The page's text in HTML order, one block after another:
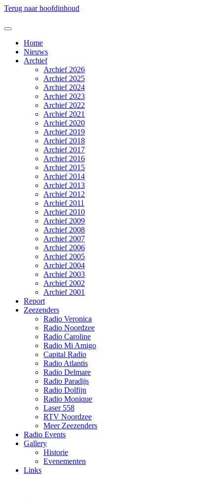
Terug naar hoofdinhoud
Home
Nieuws
Archief
Archief 2026
Archief 2025
Archief 2024
Archief 2023
Archief 2022
Archief 2021
Archief 2020
Archief 2019
Archief 2018
Archief 2017
Archief 2016
Archief 2015
Archief 2014
Archief 2013
Archief 2012
Archief 2011
Archief 2010
Archief 2009
Archief 2008
Archief 2007
Archief 2006
Archief 2005
Archief 2004
Archief 2003
Archief 2002
Archief 2001
Report
Zeezenders
Radio Veronica
Radio Noordzee
Radio Caroline
Radio Mi Amigo
Capital Radio
Radio Atlantis
Radio Delmare
Radio Paradijs
Radio Dolfijn
Radio Monique
Laser 558
RTV Noordzee
Meer Zeezenders
Radio Events
Gallery
Historie
Evenementen
Links